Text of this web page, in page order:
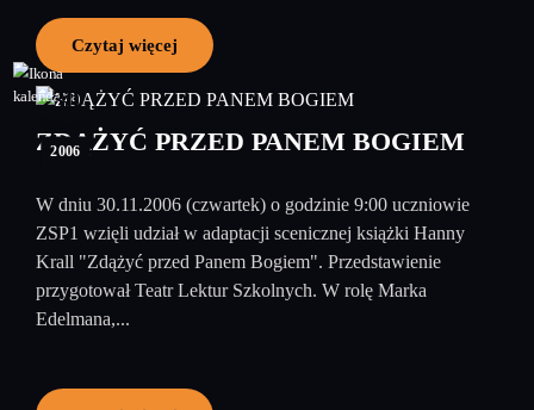
Czytaj więcej
30
2006
ZDĄŻYĆ PRZED PANEM BOGIEM
W dniu 30.11.2006 (czwartek) o godzinie 9:00 uczniowie
ZSP1 wzięli udział w adaptacji scenicznej książki Hanny
Krall "Zdążyć przed Panem Bogiem". Przedstawienie
przygotował Teatr Lektur Szkolnych. W rolę Marka
Edelmana,...